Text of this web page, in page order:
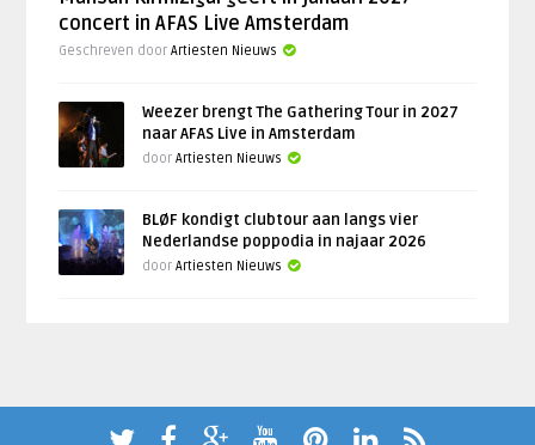
concert in AFAS Live Amsterdam
Geschreven doorArtiesten Nieuws
Weezer brengt The Gathering Tour in 2027
naar AFAS Live in Amsterdam
doorArtiesten Nieuws
BLØF kondigt clubtour aan langs vier
Nederlandse poppodia in najaar 2026
doorArtiesten Nieuws